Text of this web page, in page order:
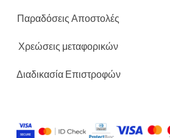
Παραδόσεις Αποστολές
Χρεώσεις μεταφορικών
Διαδικασία Επιστροφών